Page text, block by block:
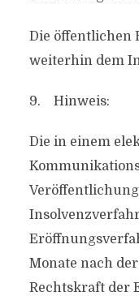
Die öffentlichen
weiterhin dem
9. Hinweis:
Die in einem
Monate nach
Rechtskraft der